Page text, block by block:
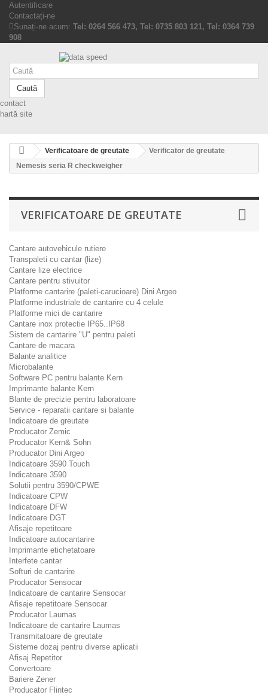
Autentificare
Contactați-ne
Sunați-ne acum: Tel: 0264 566 473, Tel: 0735 803 121, Tel: 0364 739
908
Caută
contact
hartă site
Verificatoare de greutate
Verificator de greutate
Nemesis seria R checkweigher
VERIFICATOARE DE GREUTATE
Cantare autovehicule rutiere
Transpaleti cu cantar (lize)
Cantare lize electrice
Cantare pentru stivuitor
Platforme cantarire (paleti-carucioare) Dini Argeo
Platforme industriale de cantarire cu 4 celule
Platforme mici de cantarire
Cantare inox protectie IP65..IP68
Sistem de cantarire "U" pentru paleti
Cantare de macara
Balante analitice
Microbalante
Software PC pentru balante Kern
Imprimante balante Kern
Blante de precizie pentru laboratoare
Service - reparatii cantare si balante
Indicatoare de greutate
Producator Zemic
Producator Kern& Sohn
Producator Dini Argeo
Indicatoare 3590 Touch
Indicatoare 3590
Solutii pentru 3590/CPWE
Indicatoare CPW
Indicatoare DFW
Indicatoare DGT
Afisaje repetitoare
Indicatoare autocantarire
Imprimante etichetatoare
Interfete cantar
Softuri de cantarire
Producator Sensocar
Indicatoare de cantarire Sensocar
Afisaje repetitoare Sensocar
Producator Laumas
Indicatoare de cantarire Laumas
Transmitatoare de greutate
Sisteme dozaj pentru diverse aplicatii
Afisaj Repetitor
Convertoare
Bariere Zener
Producator Flintec